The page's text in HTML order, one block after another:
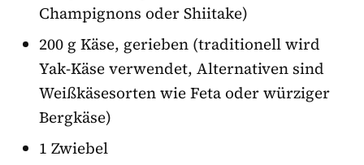
Champignons oder Shiitake)
200 g Käse, gerieben (traditionell wird
Yak-Käse verwendet, Alternativen sind
Weißkäsesorten wie Feta oder würziger
Bergkäse)
1 Zwiebel